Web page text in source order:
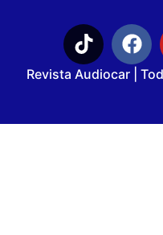
Revista Audiocar |